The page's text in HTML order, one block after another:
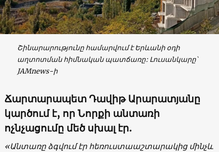
Շինարարությունը համարվում է Երևանի օդի
աղտոտման հիմնական պատճառը: Լուսանկարը՝
JAMnews-ի
Ճարտարապետ Դավիթ Արարատյանը
կարծում է, որ Նորքի անտառի
ոչնչացումը մեծ սխալ էր.
«Անտառը ձգվում էր հեռուստաաշտարակից մինչև